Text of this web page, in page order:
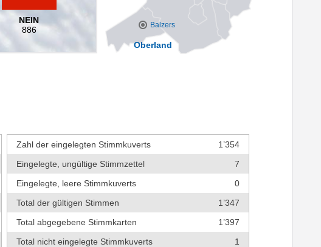
Balzers
Oberland
NEIN
886
Zahl der eingelegten Stimmkuverts
1’354
Eingelegte, ungültige Stimmzettel
7
Eingelegte, leere Stimmkuverts
0
Total der gültigen Stimmen
1’347
Total abgegebene Stimmkarten
1’397
Total nicht eingelegte Stimmkuverts
1